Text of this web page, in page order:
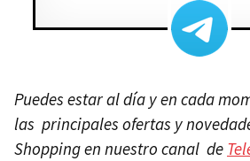
Puedes estar al día y en cada
las principales ofertas y
Shopping en nuestro canal de